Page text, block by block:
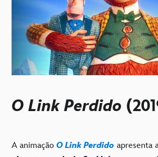
O Link Perdido
A animação O Link Perdido apresenta